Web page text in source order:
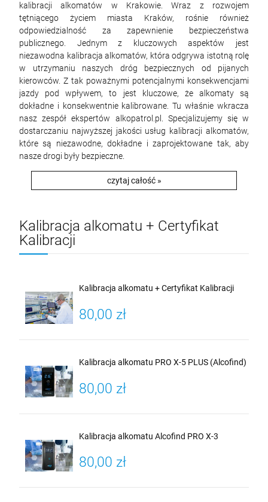
kalibracji alkomatów w Krakowie. Wraz z rozwojem
tętniącego życiem miasta Kraków, rośnie również
odpowiedzialność za zapewnienie bezpieczeństwa
publicznego. Jednym z kluczowych aspektów jest
niezawodna kalibracja alkomatów, która odgrywa istotną rolę
w utrzymaniu naszych dróg bezpiecznych od pijanych
kierowców. Z tak poważnymi potencjalnymi konsekwencjami
jazdy pod wpływem, to jest kluczowe, że alkomaty są
dokładne i konsekwentnie kalibrowane. Tu właśnie wkracza
nasz zespół ekspertów alkopatrol.pl. Specjalizujemy się w
dostarczaniu najwyższej jakości usług kalibracji alkomatów,
które są niezawodne, dokładne i zaprojektowane tak, aby
nasze drogi były bezpieczne.
czytaj całość »
Kalibracja alkomatu + Certyfikat
Kalibracji
Kalibracja alkomatu + Certyfikat Kalibracji
80,00 zł
Kalibracja alkomatu PRO X-5 PLUS (Alcofind)
80,00 zł
Kalibracja alkomatu Alcofind PRO X-3
80,00 zł